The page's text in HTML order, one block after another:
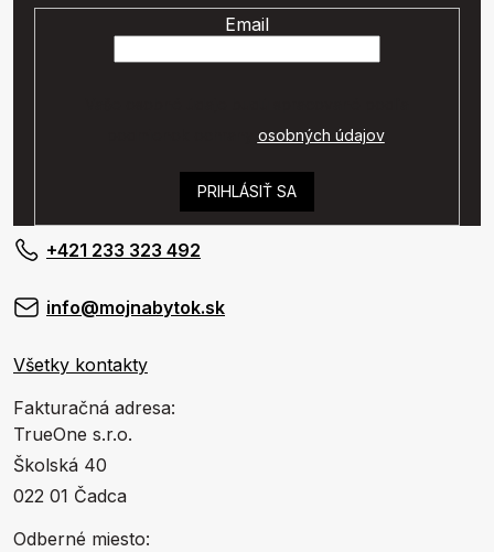
Email
osobných údajov.
PRIHLÁSIŤ SA
+421 233 323 492
info@mojnabytok.sk
Všetky kontakty
Fakturačná adresa:
TrueOne s.r.o.
Školská 40
022 01 Čadca
Odberné miesto: